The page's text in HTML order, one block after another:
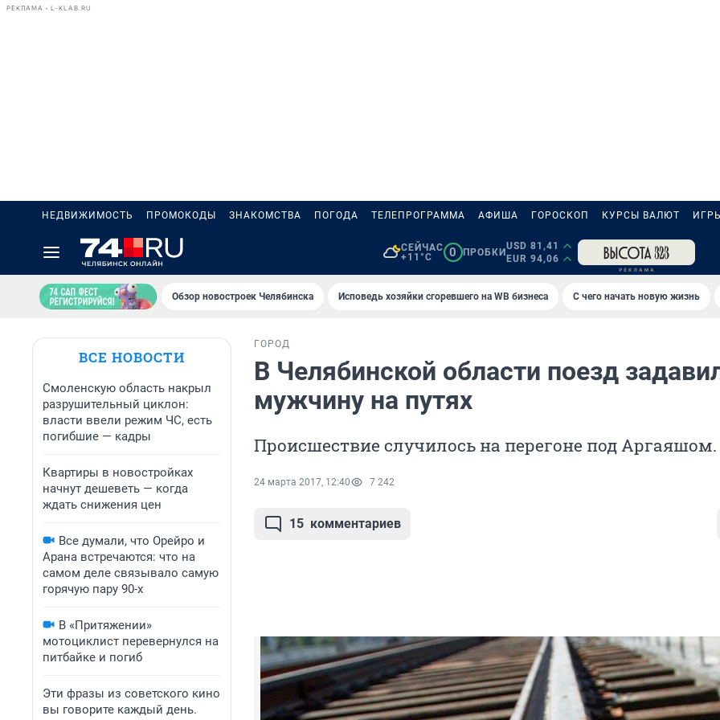
РЕКЛАМА • L-KLAB.RU
НЕДВИЖИМОСТЬ ПРОМОКОДЫ ЗНАКОМСТВА ПОГОДА ТЕЛЕПРОГРАММА АФИША ГОРОСКОП КУРСЫ ВАЛЮТ
СЕЙЧАС
+11°C
0 ПРОБКИ
USD 81,41
EUR 94,06
Обзор новостроек Челябинска Исповедь хозяйки сгоревшего на WB бизнеса С чего начать новую жизнь
ВСЕ НОВОСТИ
Смоленскую область накрыл
разрушительный циклон:
власти ввели режим ЧС, есть
погибшие — кадры
Квартиры в новостройках
начнут дешеветь — когда
ждать снижения цен
Все думали, что Орейро и
Арана встречаются: что на
самом деле связывало самую
горячую пару 90-х
В «Притяжении»
мотоциклист перевернулся на
питбайке и погиб
Эти фразы из советского кино
вы говорите каждый день.
ГОРОД
В Челябинской области поезд
мужчину на путях
Происшествие случилось на перегоне под Аргаяшом.
24 марта 2017, 12:40 7 242
15 комментариев